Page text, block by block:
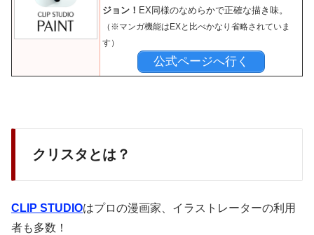
ジョン！ EX同様のなめらかで正確な描き味。
（※マンガ機能はEXと比べかなり省略されていま
す）
公式ページへ行く
クリスタとは？
CLIP STUDIOはプロの漫画家、イラストレーターの利用
者も多数！